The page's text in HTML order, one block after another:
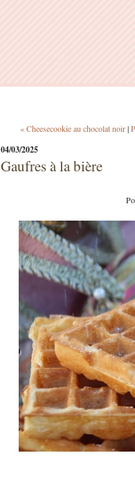
« Cheesecookie au chocolat noir|
04/03/2025
Gaufres à la bière